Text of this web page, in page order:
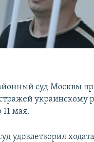
КРЫМА
суд Москвы
украинскому
11 мая.
удовлетворил